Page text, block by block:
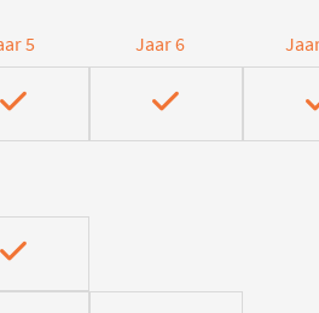
5 Jaar 6